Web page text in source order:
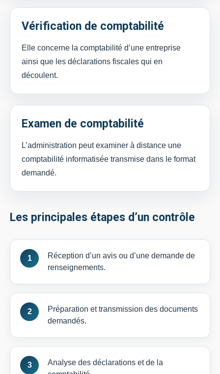
Vérification de comptabilité
Elle concerne la comptabilité d’une entreprise
ainsi que les déclarations fiscales qui en
découlent.
Examen de comptabilité
L’administration peut examiner à distance une
comptabilité informatisée transmise dans le format
demandé.
Les principales étapes d’un contrôle
Réception d’un avis ou d’une demande de
renseignements.
Préparation et transmission des documents
demandés.
Analyse des déclarations et de la